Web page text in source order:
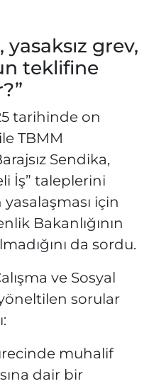
yasaksız grev,
teklifine
tarihinde on
TBMM
Sendika,
İş” taleplerini
için
Bakanlığının
da sordu.
ve Sosyal
sorular
muhalif
dair bir